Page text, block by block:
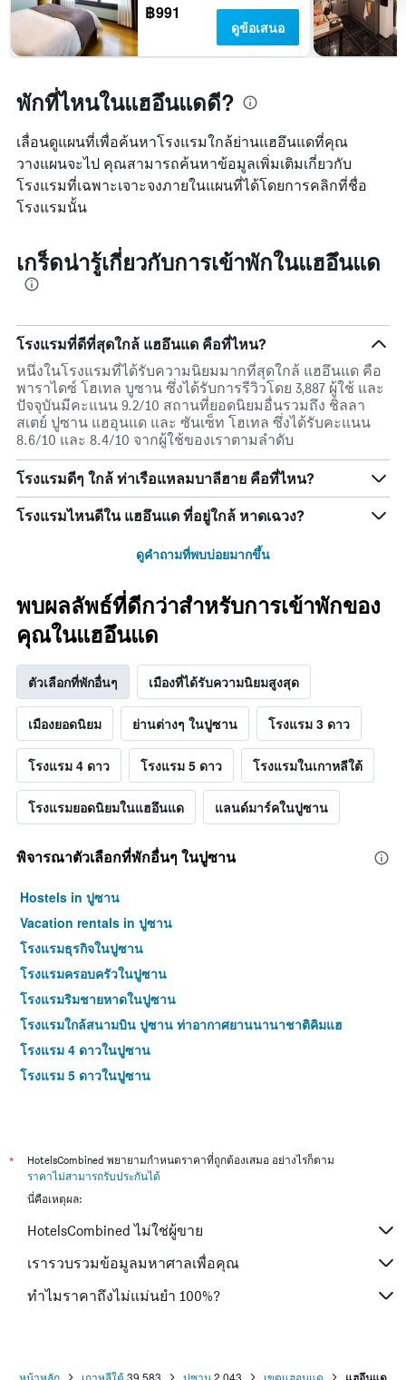
฿991
ดูข้อเสนอ
พักที่ไหนในแฮอึนแดดี?
เลื่อนดูแผนที่เพื่อค้นหาโรงแรมใกล้ย่านแฮอึนแดที่คุณ
วางแผนจะไป คุณสามารถค้นหาข้อมูลเพิ่มเติมเกี่ยวกับ
โรงแรมที่เฉพาะเจาะจงภายในแผนที่ได้โดยการคลิกที่ชื่อ
โรงแรมนั้น
เกร็ดน่ารู้เกี่ยวกับการเข้าพักในแฮอึนแด
โรงแรมที่ดีที่สุดใกล้ แฮอึนแด คือที่ไหน?
หนึ่งในโรงแรมที่ได้รับความนิยมมากที่สุดใกล้ แฮอึนแด คือ
พาราไดซ์ โฮเทล บูซาน ซึ่งได้รับการรีวิวโดย 3,887 ผู้ใช้ และ
ปัจจุบันมีคะแนน 9.2/10 สถานที่ยอดนิยมอื่นรวมถึง ชิลลา
สเตย์ ปูซาน แฮอุนแด และ ซันเซ็ท โฮเทล ซึ่งได้รับคะแนน
8.6/10 และ 8.4/10 จากผู้ใช้ของเราตามลำดับ
โรงแรมดีๆ ใกล้ ท่าเรือแหลมบาลีฮาย คือที่ไหน?
โรงแรมไหนดีใน แฮอึนแด ที่อยู่ใกล้ หาดเฉวง?
ดูคำถามที่พบบ่อยมากขึ้น
พบผลลัพธ์ที่ดีกว่าสำหรับการเข้าพักของ
คุณในแฮอึนแด
ตัวเลือกที่พักอื่นๆ เมืองที่ได้รับความนิยมสูงสุด
เมืองยอดนิยม ย่านต่างๆ ในปูซาน โรงแรม 3 ดาว
โรงแรม 4 ดาว โรงแรม 5 ดาว โรงแรมในเกาหลีใต้
โรงแรมยอดนิยมในแฮอึนแด แลนด์มาร์คในปูซาน
พิจารณาตัวเลือกที่พักอื่นๆ ในปูซาน
Hostels in ปูซาน
Vacation rentals in ปูซาน
โรงแรมธุรกิจในปูซาน
โรงแรมครอบครัวในปูซาน
โรงแรมริมชายหาดในปูซาน
โรงแรมใกล้สนามบิน ปูซาน ท่าอากาศยานนานาชาติคิมแฮ
โรงแรม 4 ดาวในปูซาน
โรงแรม 5 ดาวในปูซาน
*
HotelsCombined พยายามกำหนดราคาที่ถูกต้องเสมอ อย่างไรก็ตาม
ราคาไม่สามารถรับประกันได้
นี่คือเหตุผล:
HotelsCombined ไม่ใช่ผู้ขาย
เรารวบรวมข้อมูลมหาศาลเพื่อคุณ
ทำไมราคาถึงไม่แม่นยำ 100%?